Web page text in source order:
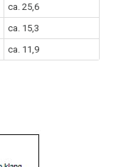
ca. 25,6
ca. 15,3
ca. 11,9